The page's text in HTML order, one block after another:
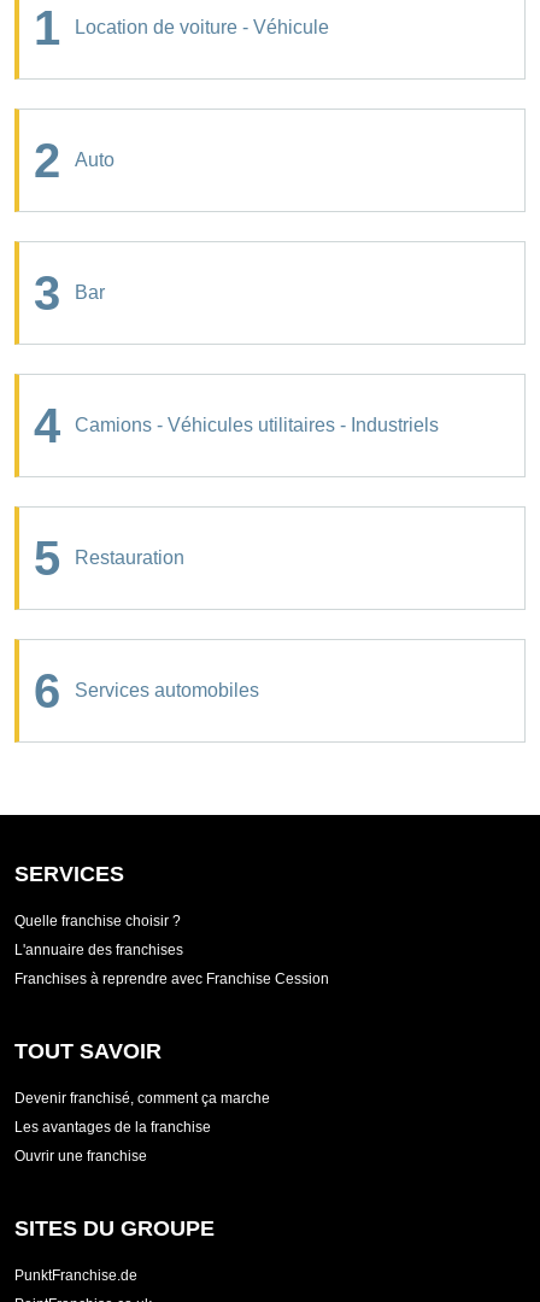
1 Location de voiture - Véhicule
2 Auto
3 Bar
4 Camions - Véhicules utilitaires - Industriels
5 Restauration
6 Services automobiles
SERVICES
Quelle franchise choisir ?
L'annuaire des franchises
Franchises à reprendre avec Franchise Cession
TOUT SAVOIR
Devenir franchisé, comment ça marche
Les avantages de la franchise
Ouvrir une franchise
SITES DU GROUPE
PunktFranchise.de